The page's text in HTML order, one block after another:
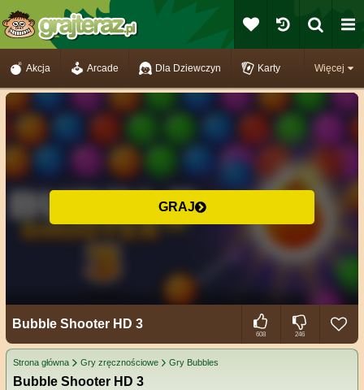
Więcej
Akcja Arcade Dla Dziewczyn Karty
GRAJ
Bubble Shooter HD 3
608 246
Strona główna Gry zręcznościowe Gry Bubbles
Bubble Shooter HD 3